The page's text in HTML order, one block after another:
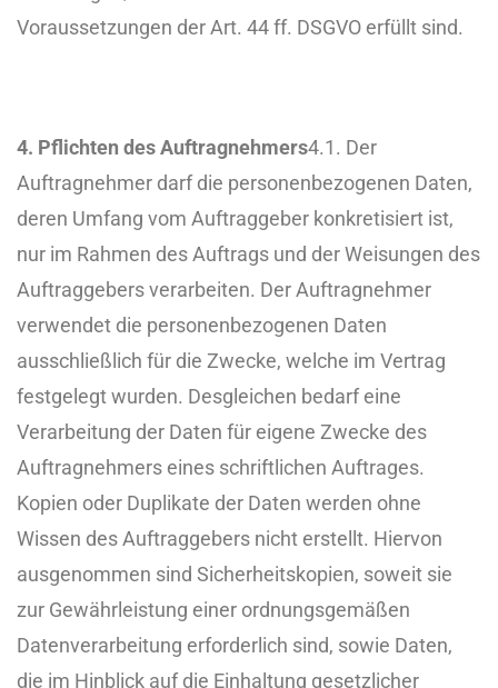
Voraussetzungen der Art. 44 ff. DSGVO erfüllt sind.
4. Pflichten des Auftragnehmers4.1. Der
Auftragnehmer darf die personenbezogenen Daten,
deren Umfang vom Auftraggeber konkretisiert ist,
nur im Rahmen des Auftrags und der Weisungen des
Auftraggebers verarbeiten. Der Auftragnehmer
verwendet die personenbezogenen Daten
ausschließlich für die Zwecke, welche im Vertrag
festgelegt wurden. Desgleichen bedarf eine
Verarbeitung der Daten für eigene Zwecke des
Auftragnehmers eines schriftlichen Auftrages.
Kopien oder Duplikate der Daten werden ohne
Wissen des Auftraggebers nicht erstellt. Hiervon
ausgenommen sind Sicherheitskopien, soweit sie
zur Gewährleistung einer ordnungsgemäßen
Datenverarbeitung erforderlich sind, sowie Daten,
die im Hinblick auf die Einhaltung gesetzlicher